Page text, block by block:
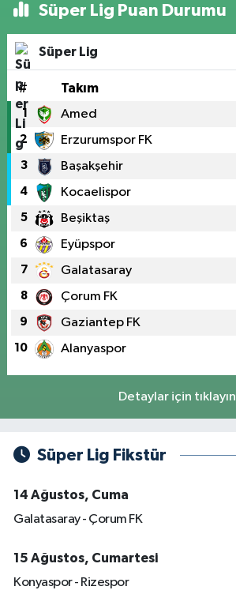
Süper Lig Puan Durumu
Süper Lig
# Takım
1 Amed
2 Erzurumspor FK
3 Başakşehir
4 Kocaelispor
5 Beşiktaş
6 Eyüpspor
7 Galatasaray
8 Çorum FK
9 Gaziantep FK
10 Alanyaspor
Detaylar için tıklayın
Süper Lig Fikstür
14 Ağustos, Cuma
Galatasaray - Çorum FK
15 Ağustos, Cumartesi
Konyaspor - Rizespor